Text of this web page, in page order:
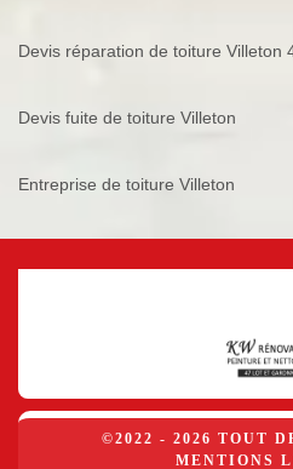
Devis réparation de toiture Villeton
Devis fuite de toiture Villeton
Entreprise de toiture Villeton
©2022 - 2026 TOUT
MENTIONS